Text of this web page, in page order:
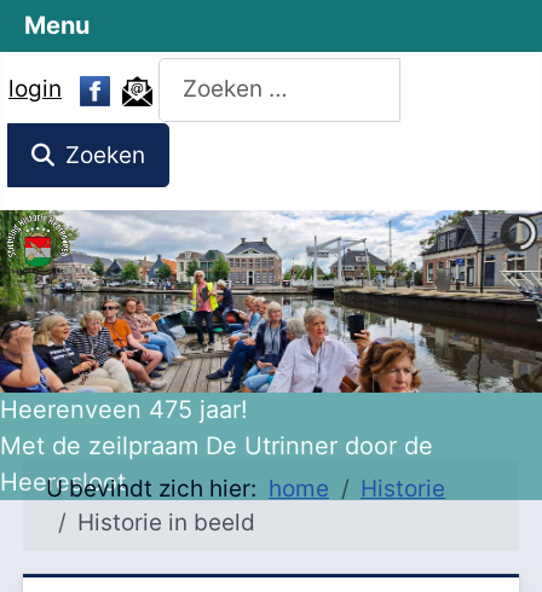
login
Zoeken
Zoeken
Heerenveen 475 jaar!
Met de zeilpraam De Utrinner door de
Heeresloot
U bevindt zich hier: home
Historie
Historie in beeld
Menu